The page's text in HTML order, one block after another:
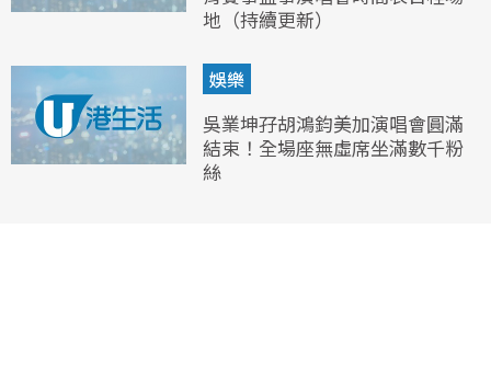
地（持續更新）
娛樂
吳業坤孖胡鴻鈞美加演唱會圓滿
結束！全場座無虛席坐滿數千粉
絲